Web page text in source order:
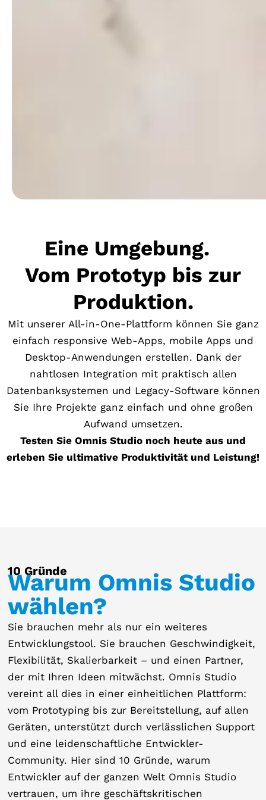
Eine Umgebung.
Vom Prototyp bis zur
Produktion.
Mit unserer All-in-One-Plattform können Sie ganz
einfach responsive Web-Apps, mobile Apps und
Desktop-Anwendungen erstellen. Dank der
nahtlosen Integration mit praktisch allen
Datenbanksystemen und Legacy-Software können
Sie Ihre Projekte ganz einfach und ohne großen
Aufwand umsetzen.
Testen Sie Omnis Studio noch heute aus und
erleben Sie ultimative Produktivität und Leistung!
10 Gründe
Warum Omnis Studio
wählen?
Sie brauchen mehr als nur ein weiteres
Entwicklungstool. Sie brauchen Geschwindigkeit,
Flexibilität, Skalierbarkeit – und einen Partner,
der mit Ihren Ideen mitwächst. Omnis Studio
vereint all dies in einer einheitlichen Plattform:
vom Prototyping bis zur Bereitstellung, auf allen
Geräten, unterstützt durch verlässlichen Support
und eine leidenschaftliche Entwickler-
Community. Hier sind 10 Gründe, warum
Entwickler auf der ganzen Welt Omnis Studio
vertrauen, um ihre geschäftskritischen